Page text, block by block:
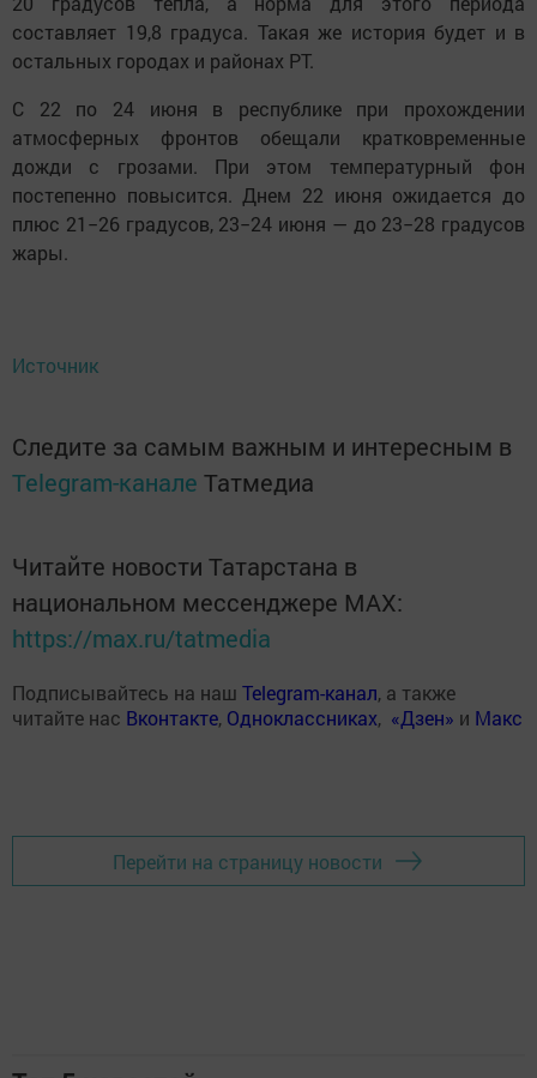
составляет 19,8 градуса. Такая же история будет и в
остальных городах и районах РТ.
С 22 по 24 июня в республике при прохождении
атмосферных фронтов обещали кратковременные
дожди с грозами. При этом температурный фон
постепенно повысится. Днем 22 июня ожидается до
плюс 21−26 градусов, 23−24 июня — до 23−28 градусов
жары.
Источник
Следите за самым важным и интересным в
Telegram-канале Татмедиа
Читайте новости Татарстана в
национальном мессенджере MАХ:
https://max.ru/tatmedia
Подписывайтесь на наш Telegram-канал, а также
читайте нас Вконтакте, Одноклассниках, «Дзен» и Макс
Перейти на страницу новости